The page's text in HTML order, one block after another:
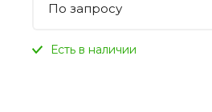
По запросу
Есть в наличии